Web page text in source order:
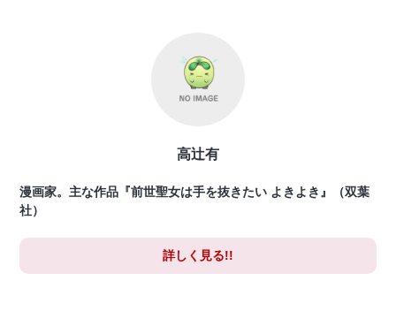
高辻有
漫画家。主な作品『前世聖女は手を抜きたい よきよき』（双葉
社）
詳しく見る!!